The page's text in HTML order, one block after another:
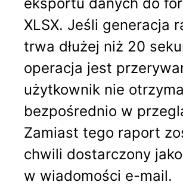
XLSX. Jeśli generacja
trwa dłużej niż 20
operacja jest
użytkownik nie
bezpośrednio w
Zamiast tego raport
chwili dostarczony jako
w wiadomości e-mail.